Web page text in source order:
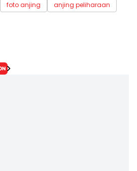
foto anjing
anjing peliharaan